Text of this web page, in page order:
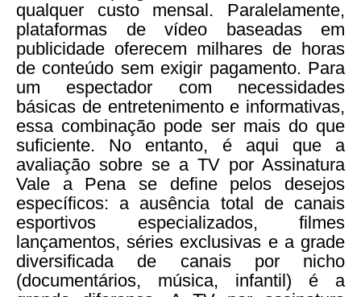
qualquer custo mensal. Paralelamente,
plataformas de vídeo baseadas em
publicidade oferecem milhares de horas
de conteúdo sem exigir pagamento. Para
um espectador com necessidades
básicas de entretenimento e informativas,
essa combinação pode ser mais do que
suficiente. No entanto, é aqui que a
avaliação sobre se a TV por Assinatura
Vale a Pena se define pelos desejos
específicos: a ausência total de canais
esportivos especializados, filmes
lançamentos, séries exclusivas e a grade
diversificada de canais por nicho
(documentários, música, infantil) é a